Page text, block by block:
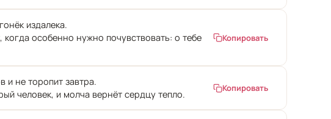
издалека.
особенно нужно почувствовать: о тебе
Копировать
и не торопит завтра.
человек, и молча вернёт сердцу тепло.
Копировать